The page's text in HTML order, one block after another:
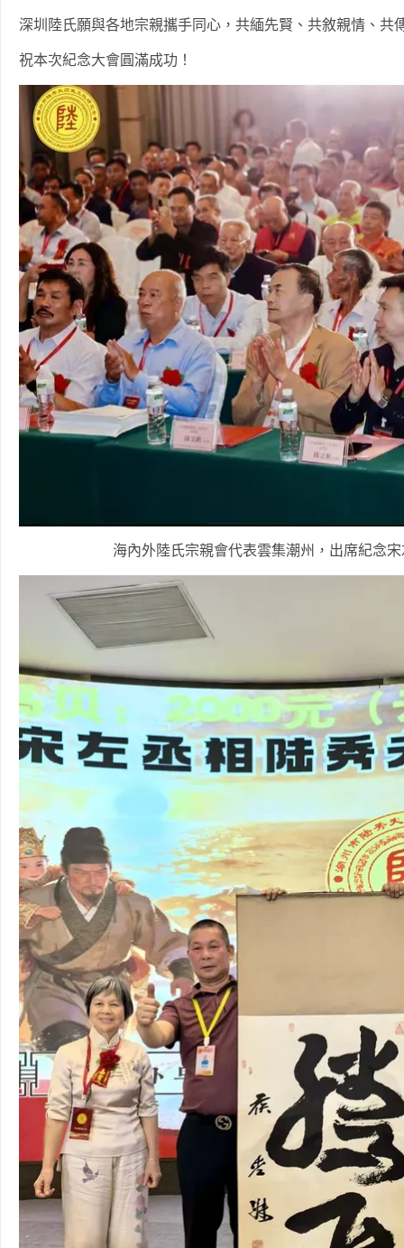
深圳陸氏願與各地宗親攜手同心，共緬先賢、共敘親情、共
祝本次紀念大會圓滿成功！
海內外陸氏宗親會代表雲集潮州，出席紀念